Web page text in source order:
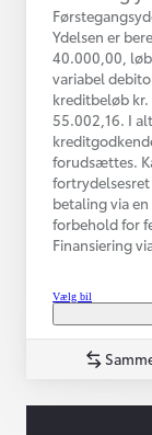
Ydelsen er
40.000,00,
variabel
kreditbeløb
55.002,16. I
forudsættes.
betaling via
forbehold for
Finansiering
Vælg bil